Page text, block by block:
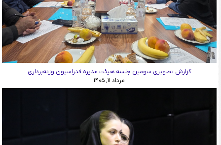
گزارش تصویری سومین جلسه هیئت مدیره فدراسیون وزنه‌برداری
مرداد ۱۱, ۱۴۰۵